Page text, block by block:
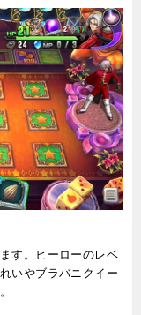
す。ヒーローのレベ
いやブラバニクイー